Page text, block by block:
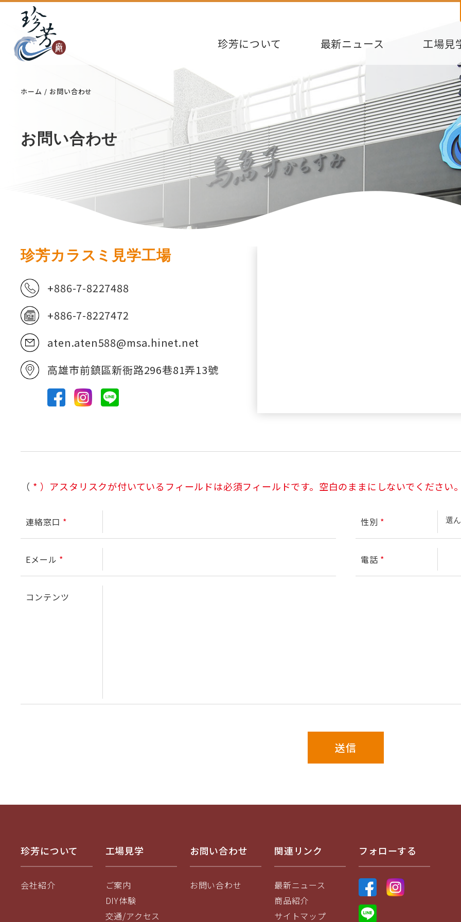
珍芳について 最新ニュース 工場見
ホーム お問い合わせ
お問い合わせ
珍芳カラスミ見学工場
+886-7-8227488
+886-7-8227472
aten.aten588@msa.hinet.net
高雄市前鎮區新衙路296巷81弄13號
（ * ）アスタリスクが付いているフィールドは必須フィールドです。空白のままにしないでください
連絡窓口 * 性別 *
Eメール * 電話 *
コンテンツ
送信
珍芳について
会社紹介
工場見学
ご案内
DIY体験
交通/アクセス
お問い合わせ
お問い合わせ
関連リンク
最新ニュース
商品紹介
サイトマップ
フォローする